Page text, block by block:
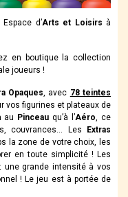
d’Arts et Loisirs à
en boutique la collection
joueurs !
Opaques , avec 78 teintes
vos figurines et plateaux de
au Pinceau qu’à l’Aéro , ce
couvrances… Les Extras
la zone de votre choix, les
en toute simplicité ! Les
une grande intensité à vos
! Le jeu est à portée de